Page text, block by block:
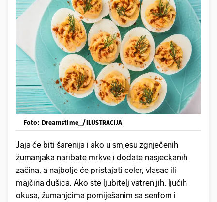
Foto: Dreamstime_/ILUSTRACIJA
Jaja će biti šarenija i ako u smjesu zgnječenih
žumanjaka naribate mrkve i dodate nasjeckanih
začina, a najbolje će pristajati celer, vlasac ili
majčina dušica. Ako ste ljubitelj vatrenijih, ljućih
okusa, žumanjcima pomiješanim sa senfom i